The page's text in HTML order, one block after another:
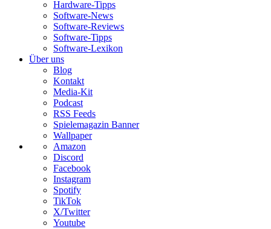
Hardware-Tipps
Software-News
Software-Reviews
Software-Tipps
Software-Lexikon
Über uns
Blog
Kontakt
Media-Kit
Podcast
RSS Feeds
Spielemagazin Banner
Wallpaper
Amazon
Discord
Facebook
Instagram
Spotify
TikTok
X/Twitter
Youtube